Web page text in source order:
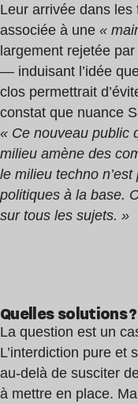
Leur arrivée dans
associée à une «
largement rejetée
— induisant l’idée
clos permettrait
constat que nuance
« Ce nouveau public
milieu amène des
le milieu techno
politiques à la base.
sur tous les sujets. »
Quelles solutions ?
La question est un
L’interdiction pure et
au-delà de susciter
à mettre en place.